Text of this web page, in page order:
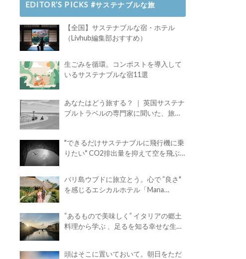
EDITOR’S PICKS #サステナブルな旅
【全国】サステナブルな宿・ホテル
（Livhub編集部おすすめ）
生ごみを循環。コンポストを導入して
いるサステナブルな宿11選
あなたはどう旅する？ ｜ 英国サステナ
ブルトラベルの専門家に聞いた、旅の
"できるだけサステナブルに飛行機に乗
りたい" CO2排出量を抑えて空を飛ぶ
バリ島ウブドに旅立とう。心で ”良さ"
を感じるエシカルホテル「Mana
“あるもので美味しく” イタリアの郷土
料理から学ぶ 、足るを知る幸せな生き
頭はそこに置いておいて。朝日をただ